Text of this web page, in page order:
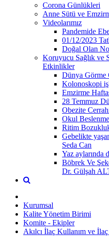
Corona Günlükleri
Anne Sütü ve
Videolarımız
Pandemide
01/12/2023
Doğal Olan
Koruyucu Sağlık ve
Etkinlikler
Dünya Görme
Kolonoskopi
Emzirme
28 Temmuz
Obezite
Okul
Ritim
Gebelikte
Seda Can
Yaz aylarında
Böbrek Ve
Dr. Gülşah
Kurumsal
Kalite Yönetim Birimi
Komite - Ekipler
Akılcı İlaç Kullanım ve